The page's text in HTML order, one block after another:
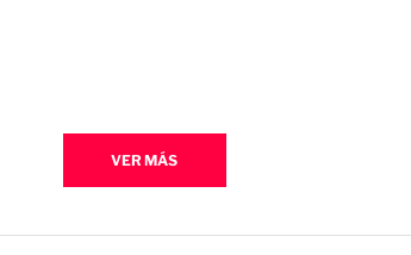
VER MÁS